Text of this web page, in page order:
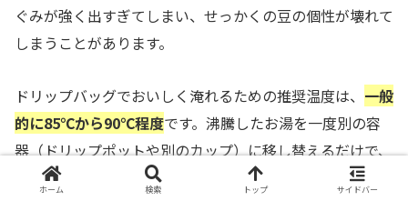
ぐみが強く出すぎてしまい、せっかくの豆の個性が壊れて
しまうことがあります。
ドリップバッグでおいしく淹れるための推奨温度は、 一般
的に85℃から90℃程度です。沸騰したお湯を一度別の容
器（ドリップポットや別のカップ）に移し替えるだけで、
温度を数度下げることができます。
ホーム 検索 トップ サイドバー